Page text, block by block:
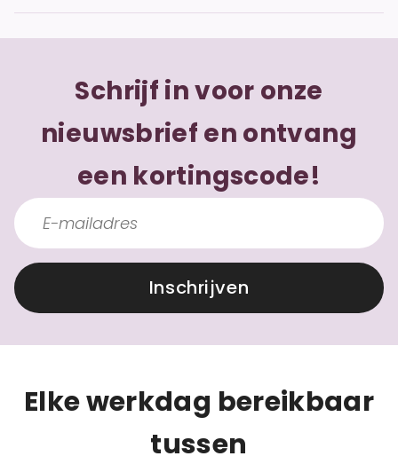
Schrijf in voor onze
nieuwsbrief en ontvang
een kortingscode!
Inschrijven
Elke werkdag bereikbaar
tussen